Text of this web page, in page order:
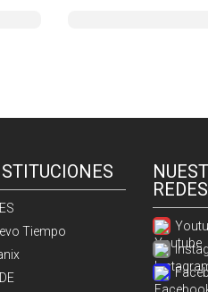
Tiempo
REDES